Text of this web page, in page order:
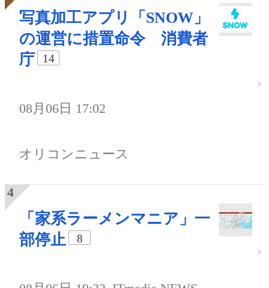
写真加工アプリ「SNOW」
の運営に措置命令 消費者
庁
14
08月06日 17:02
オリコンニュース
「家系ラーメンマニア」一
部停止
8